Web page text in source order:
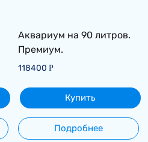
Аквариум на 90 литров.
Премиум.
118400Р
Купить
Подробнее